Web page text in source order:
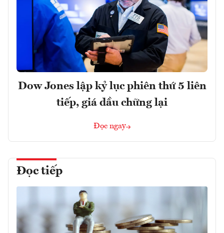
Dow Jones lập kỷ lục phiên thứ 5 liên
tiếp, giá dầu chững lại
Đọc ngay
Đọc tiếp